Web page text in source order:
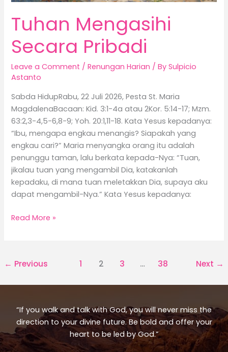
Tuhan Mengasihi
Secara Pribadi
Leave a Comment /Renungan Harian / BySulpicio
Astanto
Sabda HidupRabu, 22 Juli 2026, Pesta St. Maria
MagdalenaBacaan: Kid. 3:1-4a atau 2Kor. 5:14-17; Mzm.
63:2,3-4,5-6,8-9; Yoh. 20:1,11-18. Kata Yesus kepadanya:
“Ibu, mengapa engkau menangis? Siapakah yang
engkau cari?” Maria menyangka orang itu adalah
penunggu taman, lalu berkata kepada-Nya: “Tuan,
jikalau tuan yang mengambil Dia, katakanlah
kepadaku, di mana tuan meletakkan Dia, supaya aku
dapat mengambil-Nya.” Kata Yesus kepadanya:
Read More »
← Previous 1 2 3 … 38 Next →
“If you walk and talk with God, you will never miss the
direction to your divine future. Be bold and offer your
heart to be led by God.”